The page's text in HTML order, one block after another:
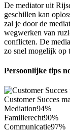
De mediator uit
geschillen kan
zal je door de
wegwerken van
conflicten. De
zo snel mogelijk op
Persoonlijke tips
Customer Succes
Mediation94%
Familierecht90%
Communicatie97%